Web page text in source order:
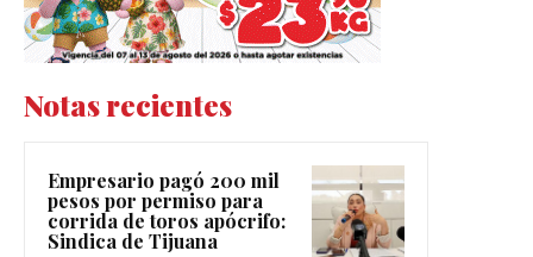
Notas recientes
Empresario pagó 200 mil
pesos por permiso para
corrida de toros apócrifo:
Sindica de Tijuana